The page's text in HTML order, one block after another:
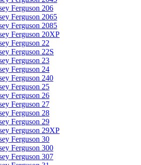
Ferguson 206
Ferguson 2065
Ferguson 2085
Ferguson 20XP
Ferguson 22
Ferguson 22S
Ferguson 23
Ferguson 24
Ferguson 240
Ferguson 25
Ferguson 26
Ferguson 27
Ferguson 28
Ferguson 29
Ferguson 29XP
Ferguson 30
Ferguson 300
Ferguson 307